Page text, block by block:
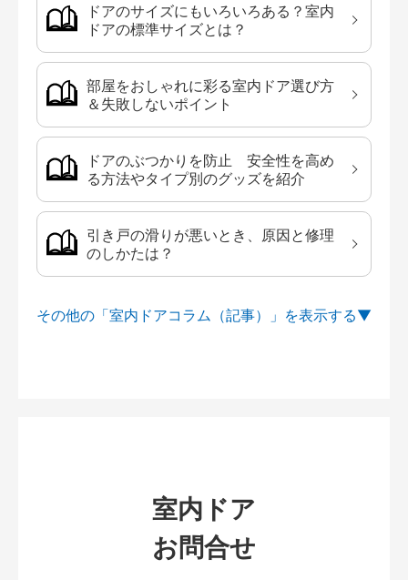
ドアのサイズにもいろいろある？室内
ドアの標準サイズとは？
部屋をおしゃれに彩る室内ドア選び方
＆失敗しないポイント
ドアのぶつかりを防止 安全性を高め
る方法やタイプ別のグッズを紹介
引き戸の滑りが悪いとき、原因と修理
のしかたは？
その他の「室内ドアコラム（記事）」を
室内ドア
お問合せ